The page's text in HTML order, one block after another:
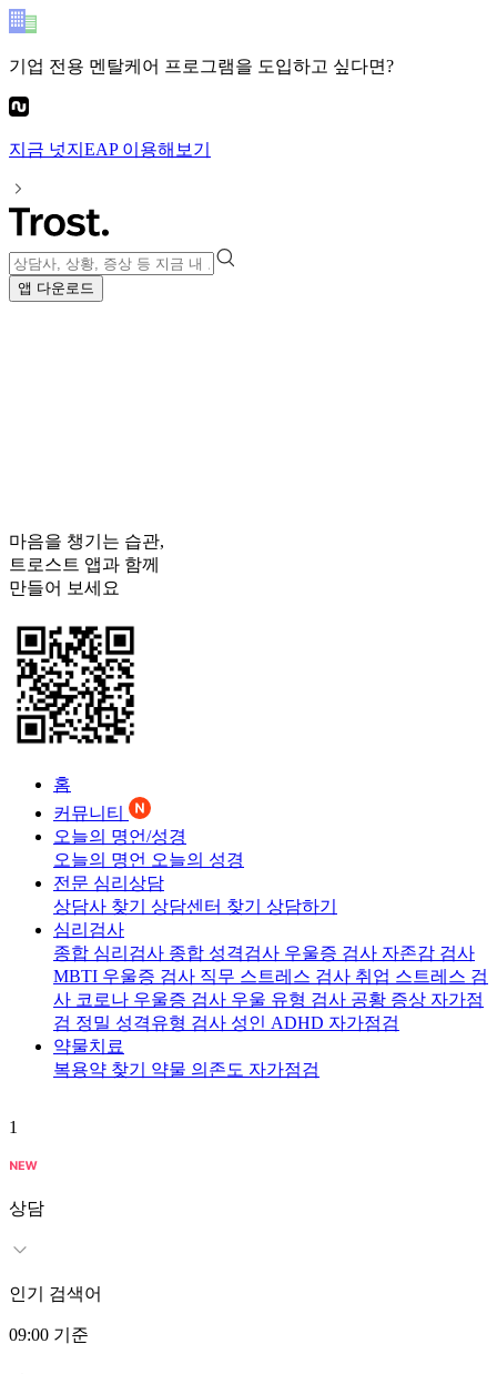
기업 전용 멘탈케어 프로그램을 도입하고 싶다면?
지금 넛지EAP이용해보기
앱 다운로드
마음을 챙기는 습관,
트로스트 앱과 함께
만들어 보세요
홈
커뮤니티
오늘의 명언/성경
오늘의 명언 오늘의 성경
전문 심리상담
상담사 찾기 상담센터 찾기 상담하기
심리검사
종합 심리검사 종합 성격검사 우울증 검사 자존감 검사
MBTI 우울증 검사 직무 스트레스 검사 취업 스트레스 검
사 코로나 우울증 검사 우울 유형 검사 공황 증상 자가점
검 정밀 성격유형 검사 성인 ADHD 자가점검
약물치료
복용약 찾기 약물 의존도 자가점검
1
상담
인기 검색어
09:00 기준